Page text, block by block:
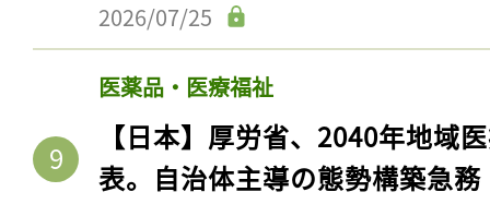
2026/07/25
医薬品・医療福祉
【日本】厚労省、2040年地域
表。自治体主導の態勢構築急務
ログイン
会員登録